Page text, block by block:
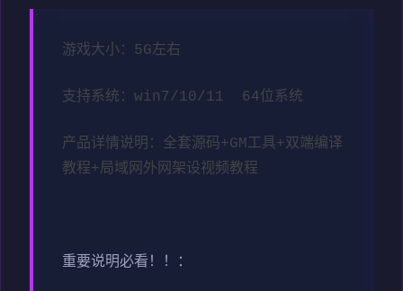
游戏大小：5G左右
支持系统：win7/10/11 64位系统
产品详情说明：全套源码+GM工具+双端编译
教程+局域网外网架设视频教程
重要说明必看！！：